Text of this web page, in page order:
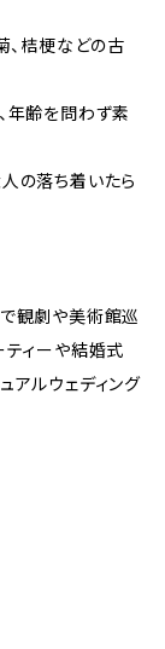
、桔梗などの古
年齢を問わず素
の落ち着いたら
観劇や美術館巡
ティーや結婚式
アルウェディング